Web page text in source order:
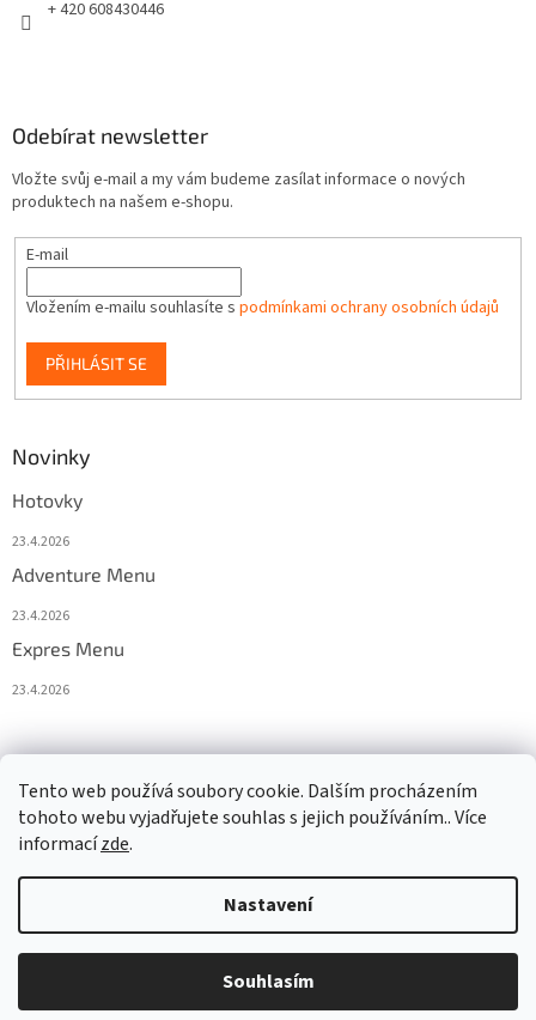
Tento web používá soubory cookie. Dalším procházením
tohoto webu vyjadřujete souhlas s jejich používáním.. Více
informacízde.
Nastavení
Souhlasím
+ 420 608430446
Odebírat newsletter
Vložte svůj e-mail a my vám budeme zasílat informace o nových
produktech na našem e-shopu.
E-mail
Vložením e-mailu souhlasíte s podmínkami ochrany osobních údajů
PŘIHLÁSIT SE
Novinky
Hotovky
23.4.2026
Adventure Menu
23.4.2026
Expres Menu
23.4.2026
Copyright 2026www.333adventures.com. Všechna práva
vyhrazena.